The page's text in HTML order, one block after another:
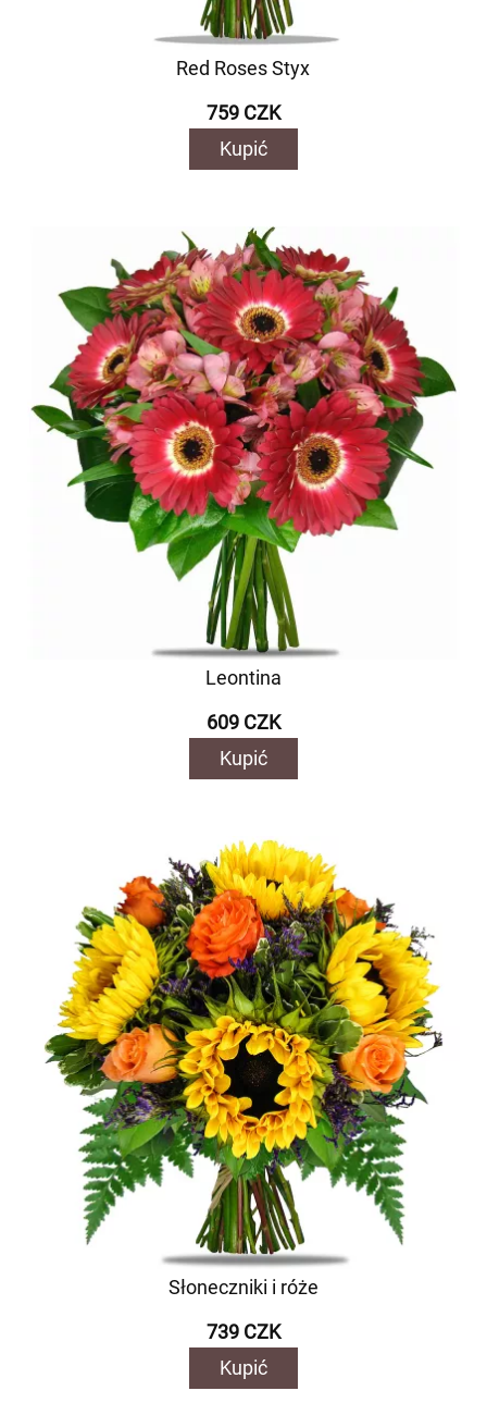
Red Roses Styx
759 CZK
Kupić
Leontina
609 CZK
Kupić
Słoneczniki i róże
739 CZK
Kupić